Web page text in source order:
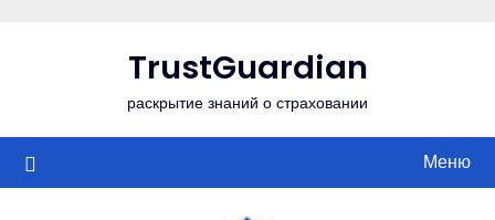
TrustGuardian
раскрытие знаний о страховании
Меню